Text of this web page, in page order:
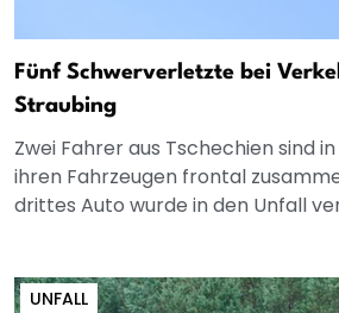
Fünf Schwerverletzte bei
Straubing
Zwei Fahrer aus Tschechien sind
ihren Fahrzeugen frontal
drittes Auto wurde in den Unfall
UNFALL